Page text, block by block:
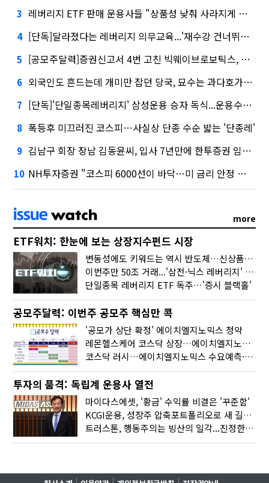
3 레버리지 ETF 판매 운용사들 "상품성 낮춰 사라지게 해야"…일부 신중론도
4 [단독]달라졌다는 레버리지 의무교육...'재수강 건너뛰기' 허점
5 [공모주달력]증권신고서 4번 고친 빅웨이브로보틱스, 수요예측
6 외국인도 흔드는데 개미만 잡던 당국, 묘수는 과다호가부담금?
7 [단독]'단일종목레버리지' 삼성운용 승자 독식...운용수익 미래에셋의 6배
8 폭등후 미끄러진 코스피…사실상 단종 수순 밟는 '단종레'
9 김남구 회장 장남 김동윤씨, 입사 7년만에 한투증권 임원 승진
10 NH투자증권 "코스피 6000선이 바닥…미 금리 안정 후 추가 회복"
more
ETF워치: 한눈에 보는 상장지수펀드 시장
변동성에도 키워드는 역시 반도체…신상품은 우주·방산
이번주만 50조 거래...'삼전·닉스 레버리지' 수익률은 -30%
단일종목 레버리지 ETF 독주…'증시 블랙홀'
공모주달력: 이번주 공모주 핵심만 콕
'공모가 상단 확정' 에이치엘지노믹스 청약
레몬헬스케어 코스닥 상장…에이치엘지노믹스 수요예측
코스닥 러시…에이치엘지노믹스 수요예측·레메디 청약
투자의 품격: 독립계 운용사 열전
마이다스에셋, '황금' 수익률 비결은 '꾸준함'
KCGI운용, 성장주 압축포트폴리오로 새 길을 그리다
트러스톤, 행동주의는 빙산의 일각...진정한 힘은 '주식형 강자'